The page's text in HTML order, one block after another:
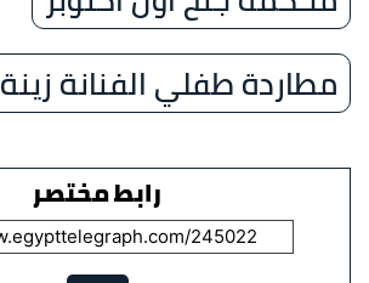
مطاردة طفلي الفنانة زينة
رابط مختصر